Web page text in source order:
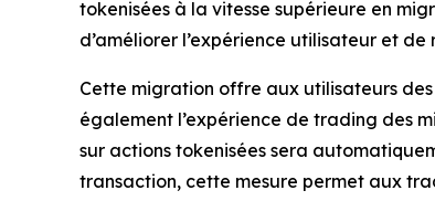
tokenisées à la vitesse supérieure en
d’améliorer l’expérience utilisateur et
Cette migration offre aux utilisateurs
également l’expérience de trading des
sur actions tokenisées sera
transaction, cette mesure permet aux